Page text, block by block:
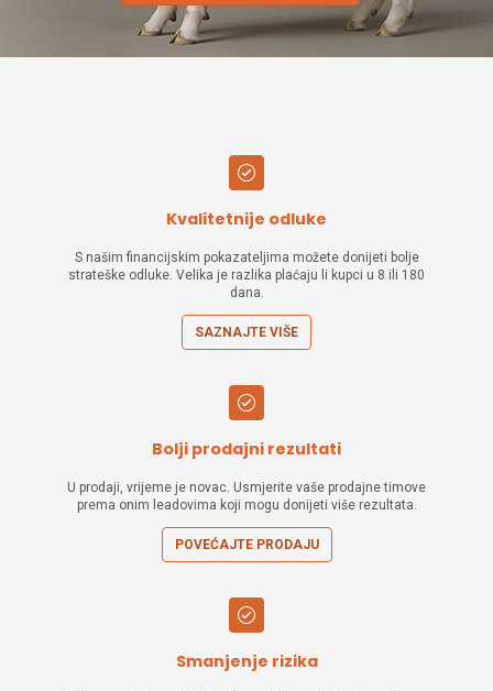
Kvalitetnije odluke
S našim financijskim pokazateljima možete donijeti bolje
strateške odluke. Velika je razlika plaćaju li kupci u 8 ili 180
dana.
SAZNAJTE VIŠE
Bolji prodajni rezultati
U prodaji, vrijeme je novac. Usmjerite vaše prodajne timove
prema onim leadovima koji mogu donijeti više rezultata.
POVEĆAJTE PRODAJU
Smanjenje rizika